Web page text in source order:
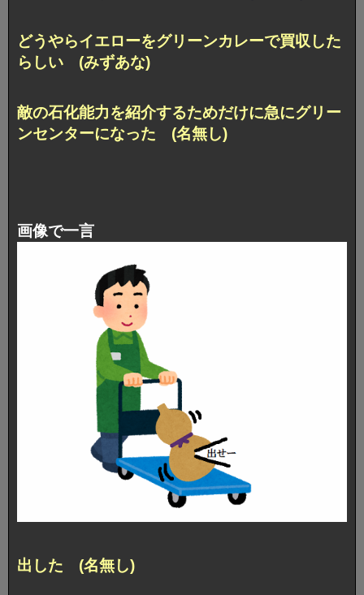
どうやらイエローをグリーンカレーで買収した
らしい (みずあな)
敵の石化能力を紹介するためだけに急にグリー
ンセンターになった (名無し)
画像で一言
出した (名無し)